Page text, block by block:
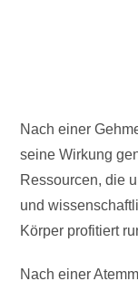
Nach einer
seine Wirkung
Ressourcen, die
und
Körper profitiert
Nach einer